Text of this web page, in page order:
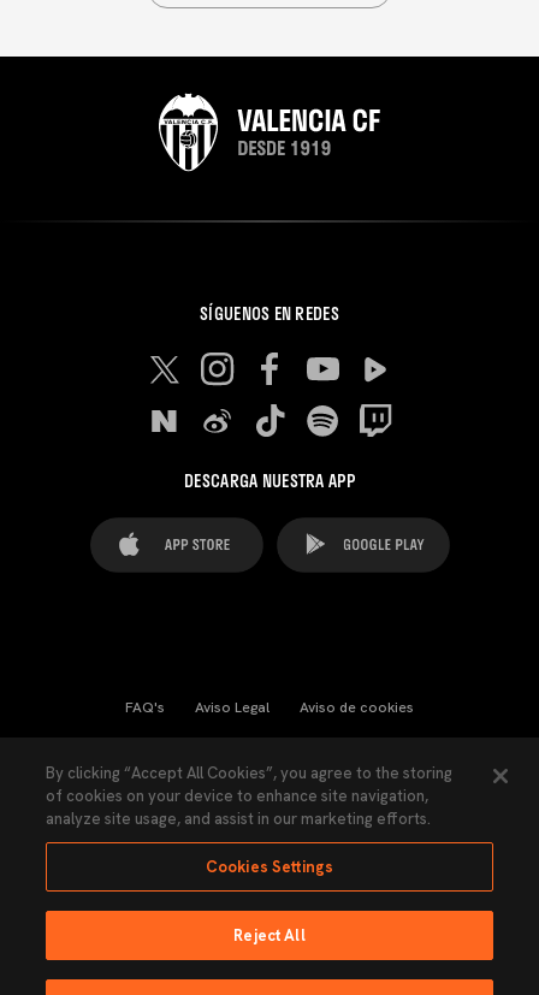
SÍGUENOS EN REDES
DESCARGA NUESTRA APP
FAQ's Aviso Legal Aviso de cookies
Ley Transparencia Política de Privacidad
Accesibilidad
Ninguna parte de esta página puede ser reproducida sin el permiso del Valencia
By clicking “Accept All Cookies”, you agree to the storing
of cookies on your device to enhance site navigation,
analyze site usage, and assist in our marketing efforts.
Cookies Settings
Reject All